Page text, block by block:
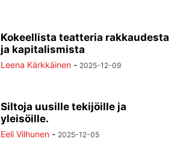
Kokeellista teatteria rakkaudesta
ja kapitalismista
Leena Kärkkäinen - 2025-12-09
Siltoja uusille tekijöille ja
yleisöille.
Eeli Vilhunen - 2025-12-05